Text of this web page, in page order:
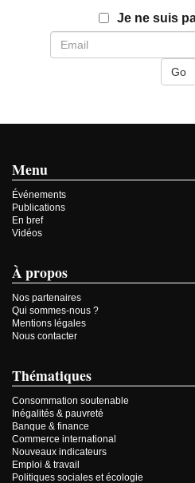
Je ne suis
Menu
Événements
Publications
En bref
Vidéos
À propos
Nos partenaires
Qui sommes-nous ?
Mentions légales
Nous contacter
Thématiques
Consommation soutenable
Inégalités & pauvreté
Banque & finance
Commerce international
Nouveaux indicateurs
Emploi & travail
Politiques sociales et écologie